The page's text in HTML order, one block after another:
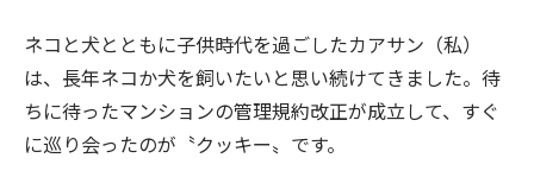
ネコと犬とともに子供時代を過ごしたカアサン（私）
は、長年ネコか犬を飼いたいと思い続けてきました。待
ちに待ったマンションの管理規約改正が成立して、すぐ
に巡り会ったのが〝クッキー〟です。